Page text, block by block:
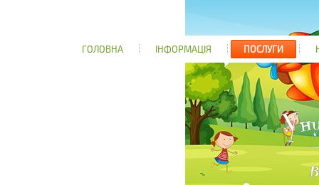
ГОЛОВНА ІНФОРМАЦІЯ ПОСЛУГИ